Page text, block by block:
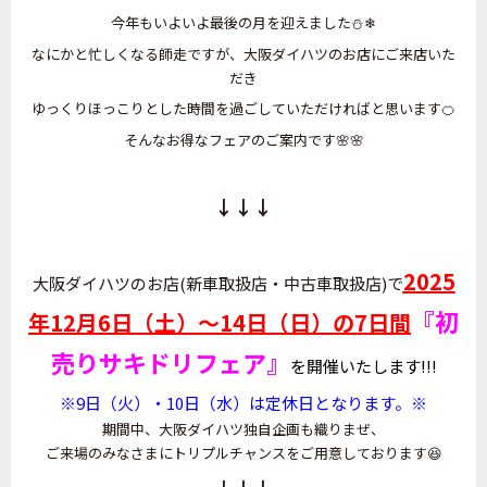
今年もいよいよ最後の月を迎えました⛄❄
なにかと忙しくなる師走ですが、大阪ダイハツのお店にご来店いた
だき
ゆっくりほっこりとした時間を過ごしていただければと思います🍊
そんなお得なフェアのご案内です🌸🌸
↓↓↓
大阪ダイハツのお店(新車取扱店・中古車取扱店)で2025
年12月6日（土）〜14日（日）の7日間 『初
売りサキドリフェア』
を開催いたします!!!
※9日（火）・10日（水）は定休日となります。※
期間中、大阪ダイハツ独自企画も織りまぜ、
ご来場のみなさまにトリプルチャンスをご用意しております😆